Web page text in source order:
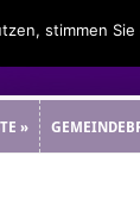
»
stimmen